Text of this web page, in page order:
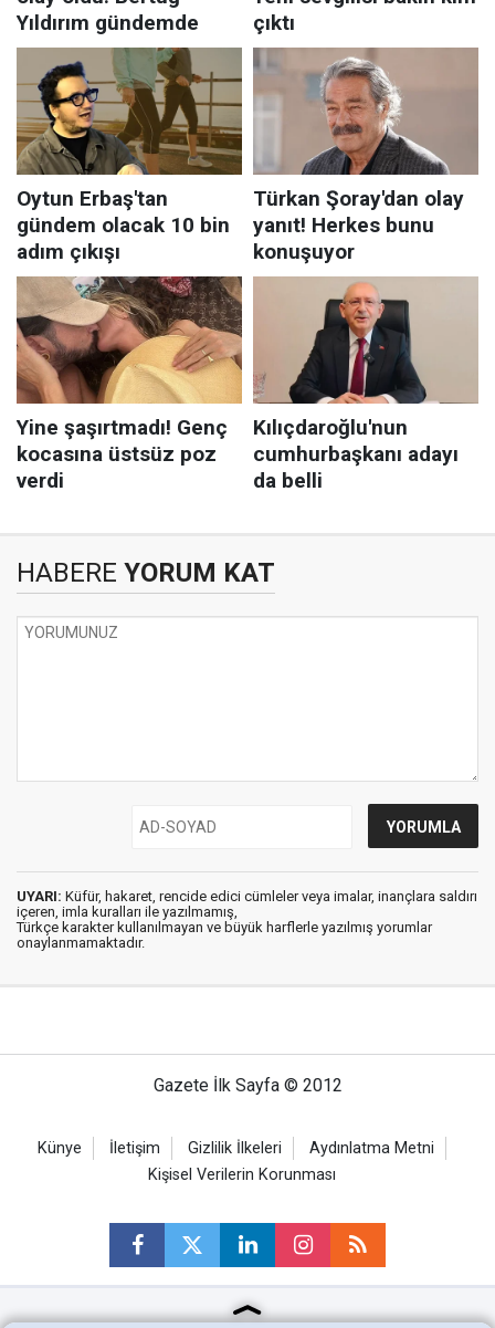
HABERE YORUM KAT
UYARI: Küfür, hakaret, rencide edici cümleler veya imalar, inançlara saldırı
içeren, imla kuralları ile yazılmamış,
Türkçe karakter kullanılmayan ve büyük harflerle yazılmış yorumlar
onaylanmamaktadır.
Gazete İlk Sayfa © 2012
Künye İletişim Gizlilik İlkeleri
Aydınlatma Metni
Kişisel Verilerin Korunması